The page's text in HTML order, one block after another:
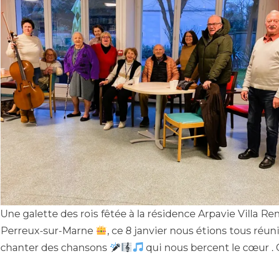
Une galette des rois fêtée à la résidence Arpavie Villa
Perreux-sur-Marne
, ce 8 janvier nous étions tous
chanter des chansons
qui nous bercent le cœur .